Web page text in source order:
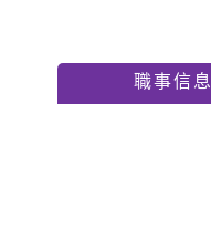
職事信息